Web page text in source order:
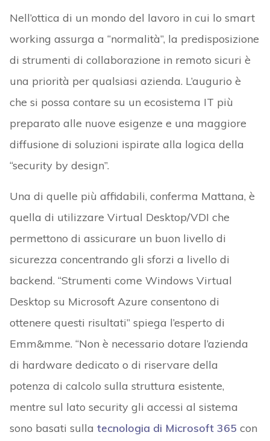
Nell’ottica di un mondo del lavoro in cui lo smart
working assurga a “normalità”, la predisposizione
di strumenti di collaborazione in remoto sicuri è
una priorità per qualsiasi azienda. L’augurio è
che si possa contare su un ecosistema IT più
preparato alle nuove esigenze e una maggiore
diffusione di soluzioni ispirate alla logica della
“security by design”.
Una di quelle più affidabili, conferma Mattana, è
quella di utilizzare Virtual Desktop/VDI che
permettono di assicurare un buon livello di
sicurezza concentrando gli sforzi a livello di
backend. “Strumenti come Windows Virtual
Desktop su Microsoft Azure consentono di
ottenere questi risultati” spiega l’esperto di
Emm&mme. “Non è necessario dotare l’azienda
di hardware dedicato o di riservare della
potenza di calcolo sulla struttura esistente,
mentre sul lato security gli accessi al sistema
sono basati sulla tecnologia di Microsoft 365 con